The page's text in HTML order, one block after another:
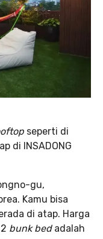
seperti di
di INSADONG
gu,
Kamu bisa
di atap. Harga
bunk bed adalah